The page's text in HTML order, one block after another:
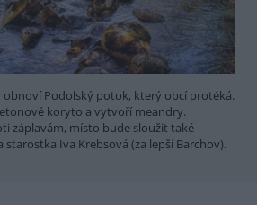
obnoví Podolský potok, který obcí protéká.
koryto a vytvoří meandry.
záplavám, místo bude sloužit také
starostka Iva Krebsová (za lepší Barchov).